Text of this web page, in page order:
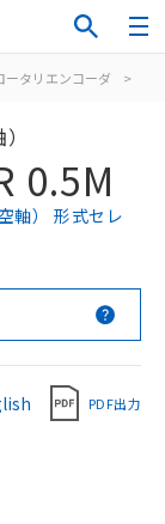
ータリエンコーダ >
0.5M
軸） 形式セレ
PDF出力